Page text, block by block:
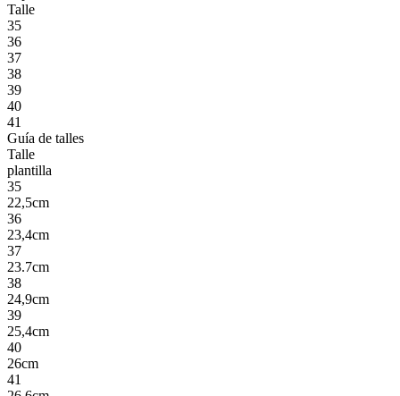
Talle
35
36
37
38
39
40
41
Guía de talles
Talle
plantilla
35
22,5cm
36
23,4cm
37
23.7cm
38
24,9cm
39
25,4cm
40
26cm
41